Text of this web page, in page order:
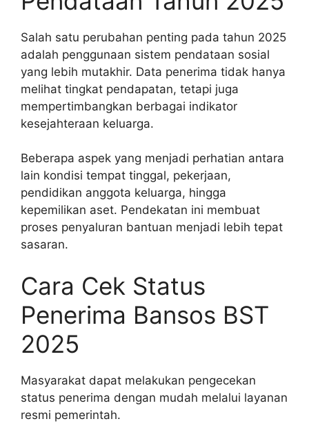
Salah satu perubahan penting pada tahun 2025
adalah penggunaan sistem pendataan sosial
yang lebih mutakhir. Data penerima tidak hanya
melihat tingkat pendapatan, tetapi juga
mempertimbangkan berbagai indikator
kesejahteraan keluarga.
Beberapa aspek yang menjadi perhatian antara
lain kondisi tempat tinggal, pekerjaan,
pendidikan anggota keluarga, hingga
kepemilikan aset. Pendekatan ini membuat
proses penyaluran bantuan menjadi lebih tepat
sasaran.
Cara Cek Status
Penerima Bansos BST
2025
Masyarakat dapat melakukan pengecekan
status penerima dengan mudah melalui layanan
resmi pemerintah.